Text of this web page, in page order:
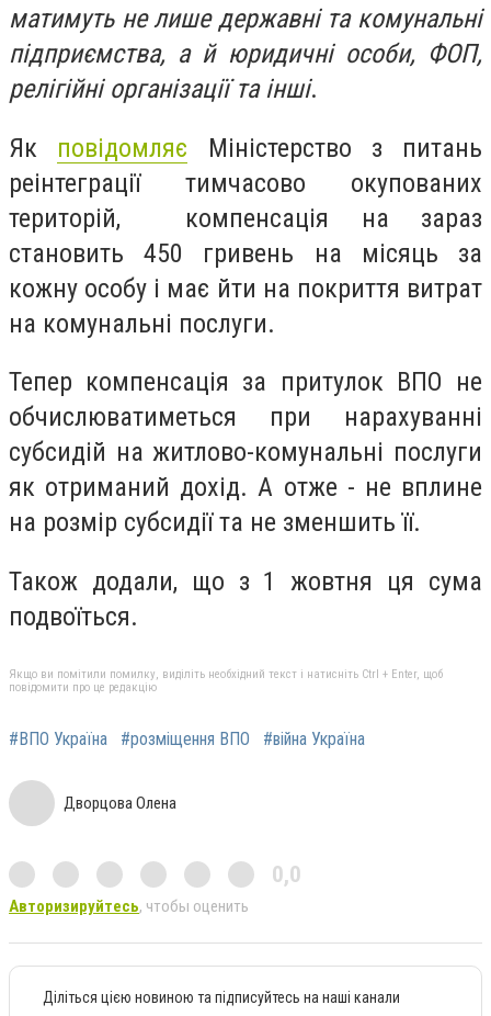
матимуть не лише державні та комунальні
підприємства, а й юридичні особи, ФОП,
релігійні організації та інші.
Як повідомляє Міністерство з питань
реінтеграції тимчасово окупованих
територій, компенсація на зараз
становить 450 гривень на місяць за
кожну особу і має йти на покриття витрат
на комунальні послуги.
Тепер компенсація за притулок ВПО не
обчислюватиметься при нарахуванні
субсидій на житлово-комунальні послуги
як отриманий дохід. А отже - не вплине
на розмір субсидії та не зменшить її.
Також додали, що з 1 жовтня ця сума
подвоїться.
Якщо ви помітили помилку, виділіть необхідний текст і натисніть Ctrl + Enter, щоб
повідомити про це редакцію
#ВПО Україна #розміщення ВПО #війна Україна
Дворцова Олена
0,0
Авторизируйтесь, чтобы оценить
Діліться цією новиною та підписуйтесь на наші канали